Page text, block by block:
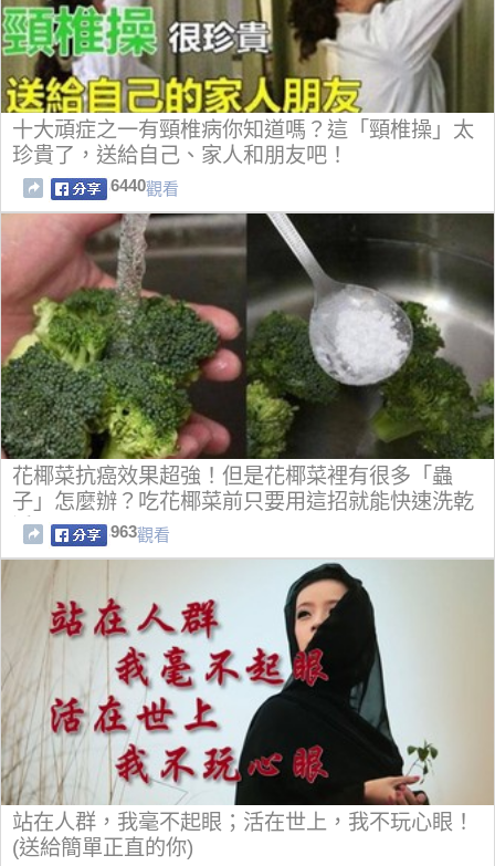
十大頑症之一有頸椎病你知道嗎？這「頸椎操」太
珍貴了，送給自己、家人和朋友吧！
6440觀看
花椰菜抗癌效果超強！但是花椰菜裡有很多「蟲
子」怎麼辦？吃花椰菜前只要用這招就能快速洗乾
淨！
963觀看
站在人群，我毫不起眼；活在世上，我不玩心眼！
(送給簡單正直的你)